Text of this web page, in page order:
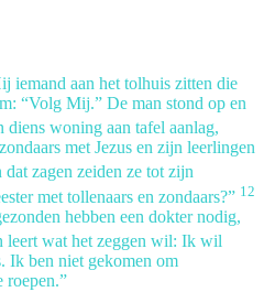
iemand aan het tolhuis zitten die
“Volg Mij.” De man stond op en
woning aan tafel aanlag,
met Jezus en zijn leerlingen
dat zagen zeiden ze tot zijn
met tollenaars en zondaars?” 12
hebben een dokter nodig,
leert wat het zeggen wil: Ik wil
Ik ben niet gekomen om
roepen.”